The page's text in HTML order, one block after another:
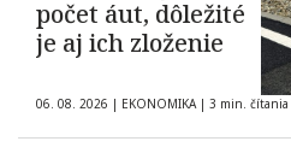
počet áut, dôležité
je aj ich zloženie
06. 08. 2026 | EKONOMIKA | 3 min. čítania